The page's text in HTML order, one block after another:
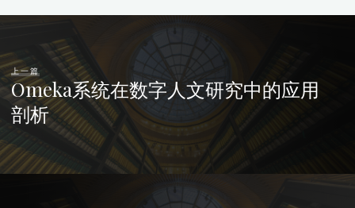
上一篇
Omeka系统在数字人文研究中的应用
剖析